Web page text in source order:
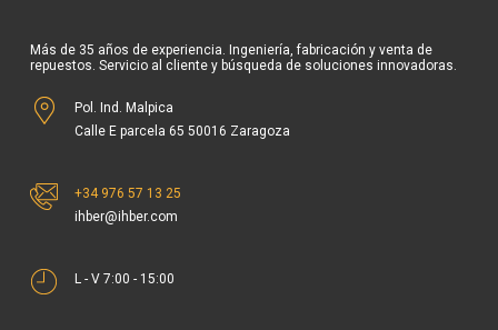
Más de 35 años de experiencia. Ingeniería, fabricación y venta de
repuestos. Servicio al cliente y búsqueda de soluciones innovadoras.
Pol. Ind. Malpica
Calle E parcela 65 50016 Zaragoza
+34 976 57 13 25
ihber@ihber.com
L - V 7:00 - 15:00